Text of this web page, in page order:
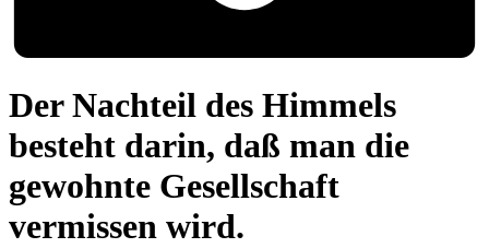
Der Nachteil des Himmels
besteht darin, daß man die
gewohnte Gesellschaft
vermissen wird.